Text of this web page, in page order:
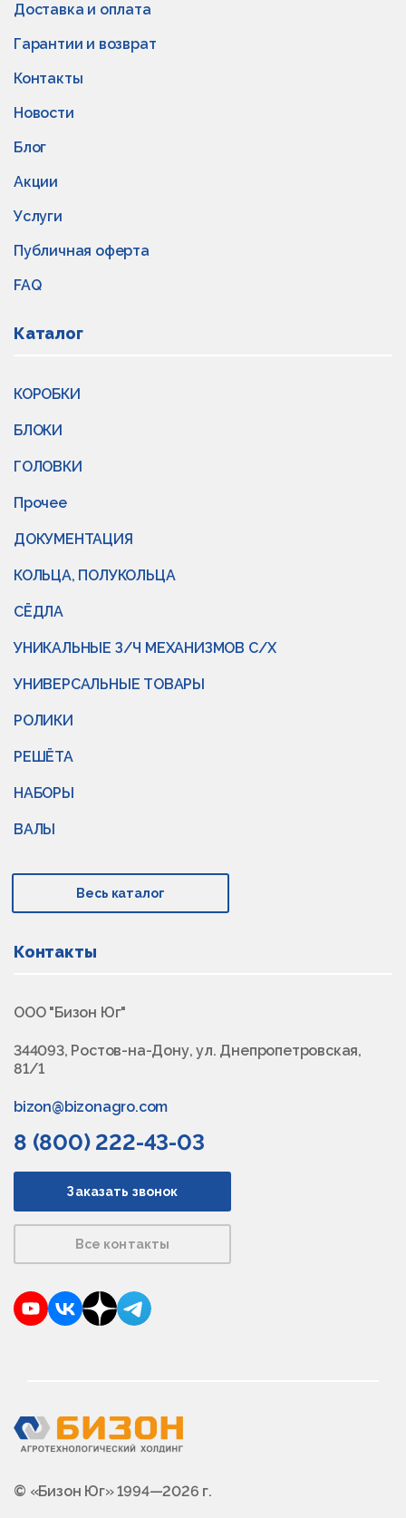
Доставка и оплата
Гарантии и возврат
Контакты
Новости
Блог
Акции
Услуги
Публичная оферта
FAQ
Каталог
КОРОБКИ
БЛОКИ
ГОЛОВКИ
Прочее
ДОКУМЕНТАЦИЯ
КОЛЬЦА, ПОЛУКОЛЬЦА
СЁДЛА
УНИКАЛЬНЫЕ З/Ч МЕХАНИЗМОВ С/Х
УНИВЕРСАЛЬНЫЕ ТОВАРЫ
РОЛИКИ
РЕШЁТА
НАБОРЫ
ВАЛЫ
Весь каталог
Контакты
ООО "Бизон Юг"
344093, Ростов-на-Дону, ул. Днепропетровская,
81/1
bizon@bizonagro.com
8 (800) 222-43-03
Заказать звонок
Все контакты
YouTubeVKontakte
DzenTelegram
© «Бизон Юг» 1994—2026 г.